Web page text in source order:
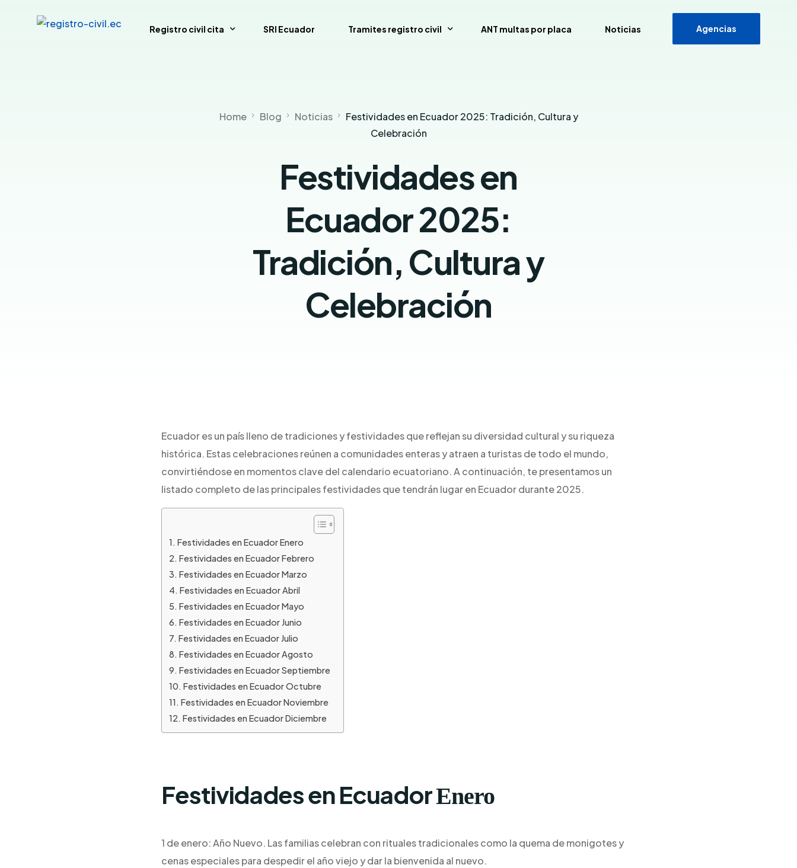
Registro civil cita
Anular hora Registro Civil
SRI Ecuador Tramites registro civil
Como calcular decimo tercer sueldo
Anular turno RTV
ANT multas por placa Noticias Agencias
Home Blog Noticias
Festividades en Ecuador 2025: Tradición, Cultura y
Celebración
Festividades en
Ecuador 2025:
Tradición, Cultura y
Celebración
Ecuador es un país lleno de tradiciones y festividades que reflejan su diversidad cultural y su riqueza
histórica. Estas celebraciones reúnen a comunidades enteras y atraen a turistas de todo el mundo,
convirtiéndose en momentos clave del calendario ecuatoriano. A continuación, te presentamos un
listado completo de las principales festividades que tendrán lugar en Ecuador durante 2025.
Festividades en Ecuador Enero
Festividades en Ecuador Febrero
Festividades en Ecuador Marzo
Festividades en Ecuador Abril
Festividades en Ecuador Mayo
Festividades en Ecuador Junio
Festividades en Ecuador Julio
Festividades en Ecuador Agosto
Festividades en Ecuador Septiembre
Festividades en Ecuador Octubre
Festividades en Ecuador Noviembre
Festividades en Ecuador Diciembre
Festividades en EcuadorEnero
1 de enero: Año Nuevo. Las familias celebran con rituales tradicionales como la quema de monigotes y
cenas especiales para despedir el año viejo y dar la bienvenida al nuevo.